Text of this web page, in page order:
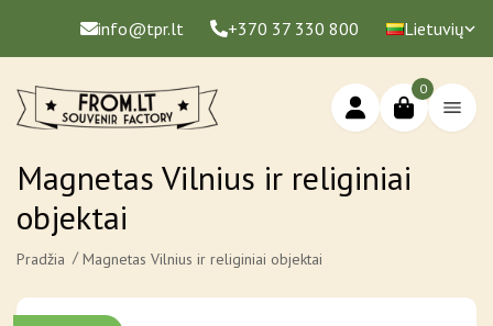
info@tpr.lt +370 37 330 800 Lietuvių
0
Magnetas Vilnius ir religiniai
objektai
Pradžia Magnetas Vilnius ir religiniai objektai